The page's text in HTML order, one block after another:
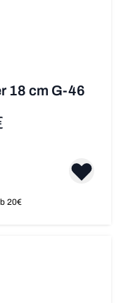
18 cm G-46
20€